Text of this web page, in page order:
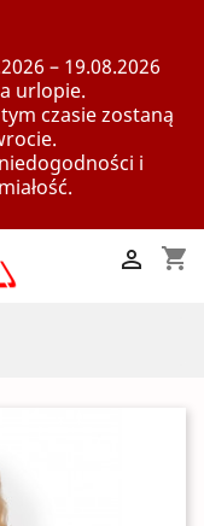
– 19.08.2026
urlopie.
czasie zostaną
i
shopping_cart
